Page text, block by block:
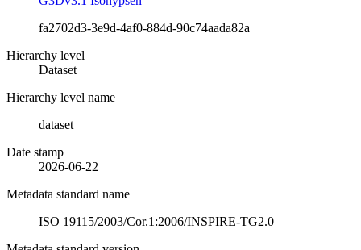
fa2702d3-3e9d-4af0-884d-90c74aada82a
Hierarchy level
Dataset
Hierarchy level name
dataset
Date stamp
2026-06-22
Metadata standard name
ISO 19115/2003/Cor.1:2006/INSPIRE-TG2.0